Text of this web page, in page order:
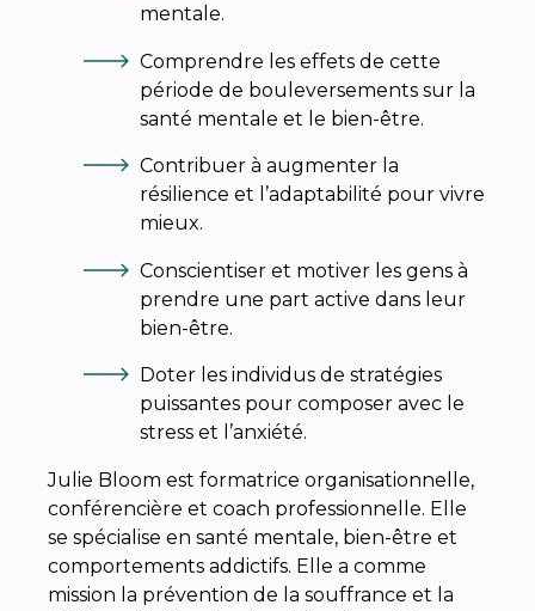
mentale.
Comprendre les effets de cette
période de bouleversements sur la
santé mentale et le bien-être.
Contribuer à augmenter la
résilience et l’adaptabilité pour vivre
mieux.
Conscientiser et motiver les gens à
prendre une part active dans leur
bien-être.
Doter les individus de stratégies
puissantes pour composer avec le
stress et l’anxiété.
Julie Bloom est formatrice organisationnelle,
conférencière et coach professionnelle. Elle
se spécialise en santé mentale, bien-être et
comportements addictifs. Elle a comme
mission la prévention de la souffrance et la